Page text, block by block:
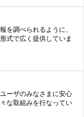
を調べられるように、
式で広く提供していま
ーザのみなさまに安心
な取組みを行なってい